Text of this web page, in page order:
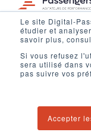
Le site Digital-
étudier et
savoir plus,
Si vous refusez
sera utilisé dans
pas suivre vos
Accepter
Mentions légales
Politique de
Contact